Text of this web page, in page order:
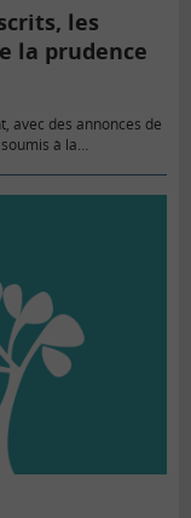
les
la prudence
avec des annonces de
à la